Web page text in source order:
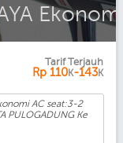
seat:3-2
Tarif Terjauh
Rp 110K-143K
AC seat:3-2
PULOGADUNG Ke